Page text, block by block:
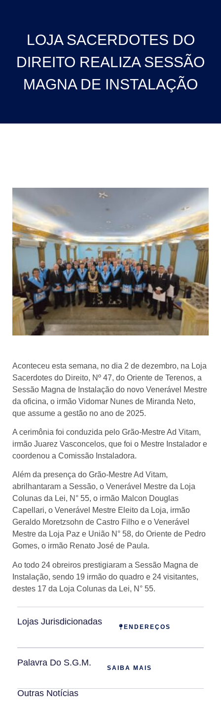
LOJA SACERDOTES DO
DIREITO REALIZA SESSÃO
MAGNA DE INSTALAÇÃO
Aconteceu esta semana, no dia 2 de dezembro, na Loja
Sacerdotes do Direito, Nº 47, do Oriente de Terenos, a
Sessão Magna de Instalação do novo Venerável Mestre
da oficina, o irmão Vidomar Nunes de Miranda Neto,
que assume a gestão no ano de 2025.
A cerimônia foi conduzida pelo Grão-Mestre Ad Vitam,
irmão Juarez Vasconcelos, que foi o Mestre Instalador e
coordenou a Comissão Instaladora.
Além da presença do Grão-Mestre Ad Vitam,
abrilhantaram a Sessão, o Venerável Mestre da Loja
Colunas da Lei, N° 55, o irmão Malcon Douglas
Capellari, o Venerável Mestre Eleito da Loja, irmão
Geraldo Moretzsohn de Castro Filho e o Venerável
Mestre da Loja Paz e União N° 58, do Oriente de Pedro
Gomes, o irmão Renato José de Paula.
Ao todo 24 obreiros prestigiaram a Sessão Magna de
Instalação, sendo 19 irmão do quadro e 24 visitantes,
destes 17 da Loja Colunas da Lei, N° 55.
Lojas Jurisdicionadas
ENDEREÇOS
Palavra Do S.G.M.
SAIBA MAIS
Outras Notícias